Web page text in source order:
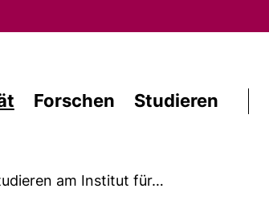
Forschen Studieren
am Institut für…